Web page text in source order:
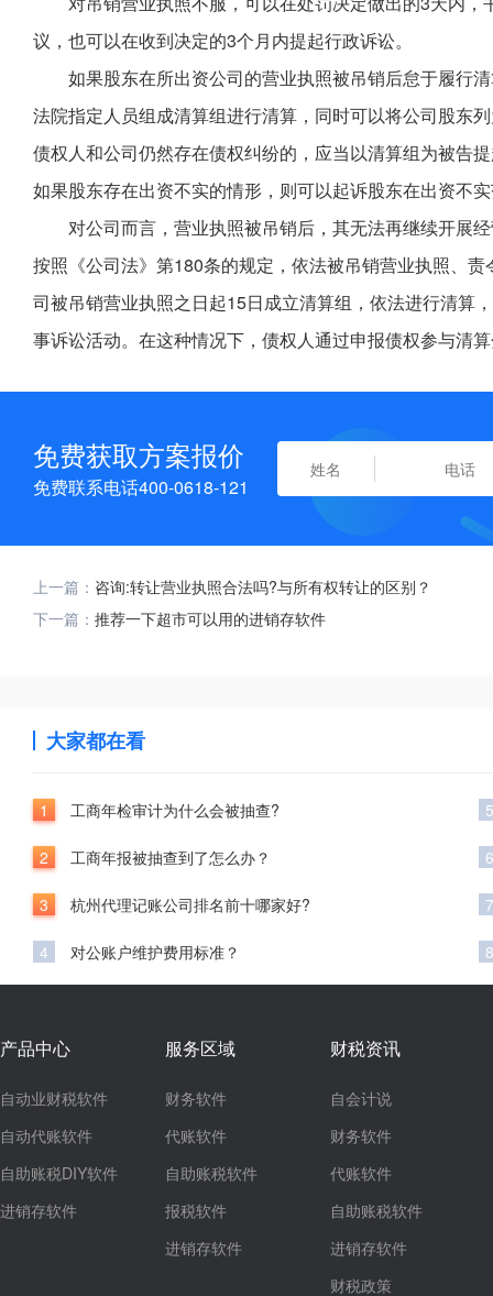
议，也可以在收到决定的3个月内提起行政诉讼。
如果股东在所出资公司的营业执照被吊销后怠于履行
法院指定人员组成清算组进行清算，同时可以将公司股东
债权人和公司仍然存在债权纠纷的，应当以清算组为被告
如果股东存在出资不实的情形，则可以起诉股东在出资不
对公司而言，营业执照被吊销后，其无法再继续开展
按照《公司法》第180条的规定，依法被吊销营业执照、
司被吊销营业执照之日起15日成立清算组，依法进行清算
事诉讼活动。在这种情况下，债权人通过申报债权参与清
免费获取方案报价
免费联系电话400-0618-121
上一篇： 咨询:转让营业执照合法吗?与所有权转让的区别？
下一篇： 推荐一下超市可以用的进销存软件
大家都在看
1 工商年检审计为什么会被抽查?
2 工商年报被抽查到了怎么办？
3 杭州代理记账公司排名前十哪家好?
4 对公账户维护费用标准？
5
6
7
8
产品中心
自动业财税软件
自动代账软件
自助账税DIY软件
进销存软件
服务区域
财务软件
代账软件
自助账税软件
报税软件
进销存软件
财税资讯
自会计说
财务软件
代账软件
自助账税软件
进销存软件
财税政策